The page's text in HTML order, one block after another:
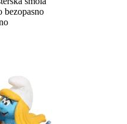
bezopasno